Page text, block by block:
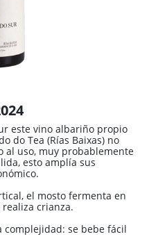
este vino albariño propio
do Tea (Rías Baixas) no
al uso, muy probablemente
esto amplía sus
el mosto fermenta en
crianza.
se bebe fácil